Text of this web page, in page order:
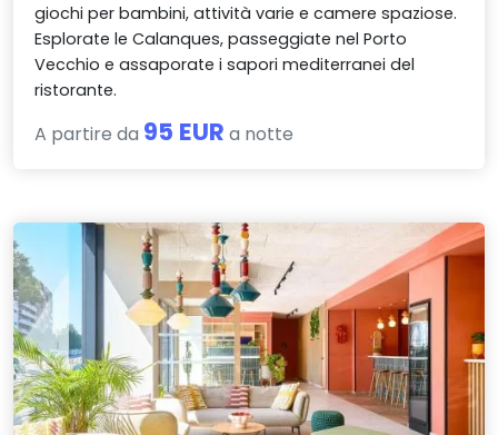
giochi per bambini, attività varie e camere spaziose.
Esplorate le Calanques, passeggiate nel Porto
Vecchio e assaporate i sapori mediterranei del
ristorante.
A partire da 95 EUR a notte